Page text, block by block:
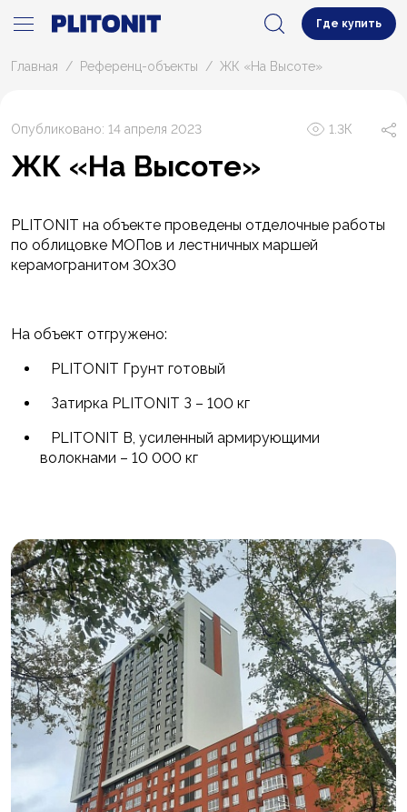
Где купить
Главная Референц-объекты ЖК «На Высоте»
Опубликовано: 14 апреля 2023 1.3К
ЖК «На Высоте»
PLITONIT на объекте проведены отделочные работы
по облицовке МОПов и лестничных маршей
керамогранитом 30х30
На объект отгружено:
PLITONIT Грунт готовый
Затирка PLITONIT З – 100 кг
PLITONIT В, усиленный армирующими
волокнами – 10 000 кг